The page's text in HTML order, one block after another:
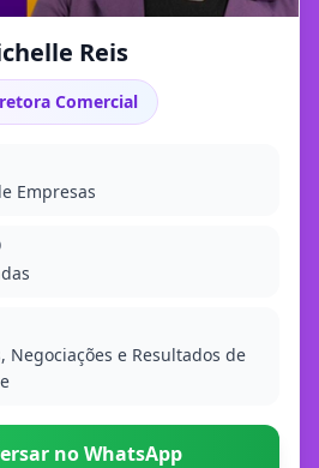
Reis
Comercial
Empresas
Negociações e Resultados de
no WhatsApp